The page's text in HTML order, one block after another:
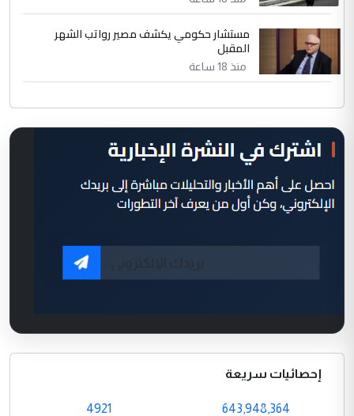
مستشار حكومي يكشف مصير رواتب الشهر
المقبل
منذ 18 ساعة
إحصائيات سريعة
643,948,364
4921